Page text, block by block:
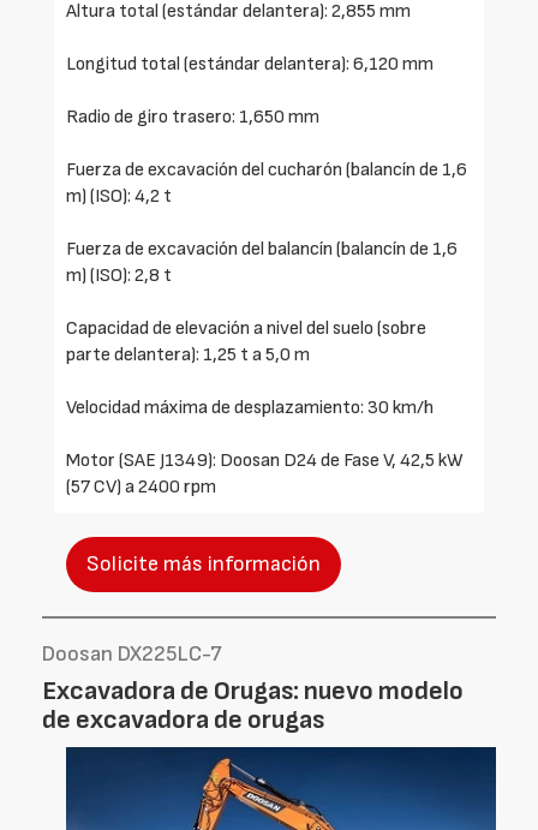
Altura total (estándar delantera): 2,855 mm
Longitud total (estándar delantera): 6,120 mm
Radio de giro trasero: 1,650 mm
Fuerza de excavación del cucharón (balancín de 1,6
m) (ISO): 4,2 t
Fuerza de excavación del balancín (balancín de 1,6
m) (ISO): 2,8 t
Capacidad de elevación a nivel del suelo (sobre
parte delantera): 1,25 t a 5,0 m
Velocidad máxima de desplazamiento: 30 km/h
Motor (SAE J1349): Doosan D24 de Fase V, 42,5 kW
(57 CV) a 2400 rpm
Solicite más información
Doosan DX225LC-7
Excavadora de Orugas: nuevo modelo
de excavadora de orugas